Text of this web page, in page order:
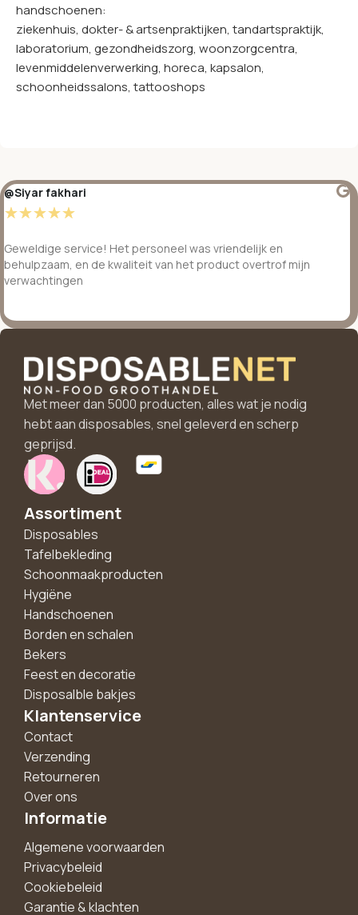
handschoenen:
ziekenhuis, dokter- & artsenpraktijken, tandartspraktijk,
laboratorium, gezondheidszorg, woonzorgcentra,
levenmiddelenverwerking, horeca, kapsalon,
schoonheidssalons, tattooshops
@Siyar fakhari
☆☆☆☆☆
Geweldige service! Het personeel was vriendelijk en
behulpzaam, en de kwaliteit van het product overtrof mijn
verwachtingen
Met meer dan 5000 producten, alles wat je nodig
hebt aan disposables, snel geleverd en scherp
geprijsd.
Assortiment
Disposables
Tafelbekleding
Schoonmaakproducten
Hygiëne
Handschoenen
Borden en schalen
Bekers
Feest en decoratie
Disposalble bakjes
Klantenservice
Contact
Verzending
Retourneren
Over ons
Informatie
Algemene voorwaarden
Privacybeleid
Cookiebeleid
Garantie & klachten